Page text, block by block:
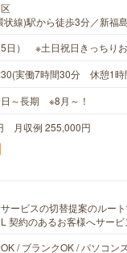
状線)駅から徒歩3分／新福
日） ※土日祝日きっちりお
実働7時間30分 休憩1時
日～長期 ※8月～！
月収例 255,000円
ービスの切替提案のルー
契約のあるお客様へサー
/ ブランクOK / パソコン